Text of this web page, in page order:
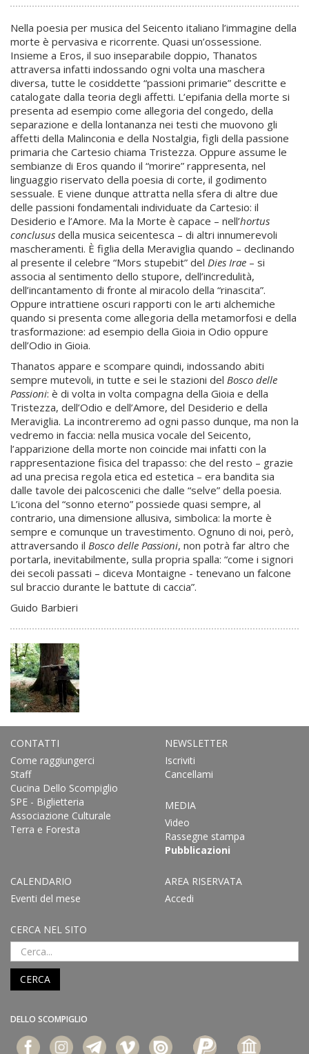
Nella poesia per musica del Seicento italiano l’immagine della
morte è pervasiva e ricorrente. Quasi un’ossessione.
Insieme a Eros, il suo inseparabile doppio, Thanatos
attraversa infatti indossando ogni volta una maschera
diversa, tutte le cosiddette “passioni primarie” descritte e
catalogate dalla teoria degli affetti. L’epifania della morte si
presenta ad esempio come allegoria del congedo, della
separazione e della lontananza nei testi che muovono gli
affetti della Malinconia e della Nostalgia, figli della passione
primaria che Cartesio chiama Tristezza. Oppure assume le
sembianze di Eros quando il “morire” rappresenta, nel
linguaggio riservato della poesia di corte, il godimento
sessuale. E viene dunque attratta nella sfera di altre due
delle passioni fondamentali individuate da Cartesio: il
Desiderio e l’Amore. Ma la Morte è capace – nell’hortus
conclusus della musica seicentesca – di altri innumerevoli
mascheramenti. È figlia della Meraviglia quando – declinando
al presente il celebre “Mors stupebit” del Dies Irae – si
associa al sentimento dello stupore, dell’incredulità,
dell’incantamento di fronte al miracolo della “rinascita”.
Oppure intrattiene oscuri rapporti con le arti alchemiche
quando si presenta come allegoria della metamorfosi e della
trasformazione: ad esempio della Gioia in Odio oppure
dell’Odio in Gioia.
Thanatos appare e scompare quindi, indossando abiti
sempre mutevoli, in tutte e sei le stazioni del Bosco delle
Passioni: è di volta in volta compagna della Gioia e della
Tristezza, dell’Odio e dell’Amore, del Desiderio e della
Meraviglia. La incontreremo ad ogni passo dunque, ma non la
vedremo in faccia: nella musica vocale del Seicento,
l’apparizione della morte non coincide mai infatti con la
rappresentazione fisica del trapasso: che del resto – grazie
ad una precisa regola etica ed estetica – era bandita sia
dalle tavole dei palcoscenici che dalle “selve” della poesia.
L’icona del “sonno eterno” possiede quasi sempre, al
contrario, una dimensione allusiva, simbolica: la morte è
sempre e comunque un travestimento. Ognuno di noi, però,
attraversando il Bosco delle Passioni, non potrà far altro che
portarla, inevitabilmente, sulla propria spalla: “come i signori
dei secoli passati – diceva Montaigne - tenevano un falcone
sul braccio durante le battute di caccia”.
Guido Barbieri
CONTATTI
Come raggiungerci
Staff
Cucina Dello Scompiglio
SPE - Biglietteria
Associazione Culturale
Terra e Foresta
NEWSLETTER
Iscriviti
Cancellami
MEDIA
Video
Rassegne stampa
Pubblicazioni
CALENDARIO
Eventi del mese
AREA RISERVATA
Accedi
CERCA NEL SITO
CERCA
DELLO SCOMPIGLIO